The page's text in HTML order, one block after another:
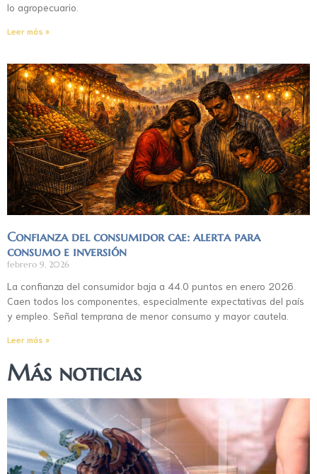
lo agropecuario.
Leer más »
Confianza del consumidor cae: alerta para
consumo e inversión
febrero 9, 2026
La confianza del consumidor baja a 44.0 puntos en enero 2026.
Caen todos los componentes, especialmente expectativas del país
y empleo. Señal temprana de menor consumo y mayor cautela.
Leer más »
Más noticias